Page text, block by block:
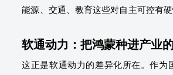
能源、交通、教育这些对自主可控有
软通动力：把鸿蒙种进产业
这正是软通动力的差异化所在。作为